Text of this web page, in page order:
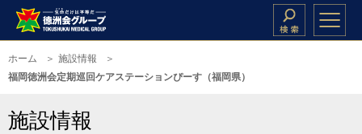
ホーム
施設情報
福岡徳洲会定期巡回ケアステーションぴーす（福岡県）
施設情報